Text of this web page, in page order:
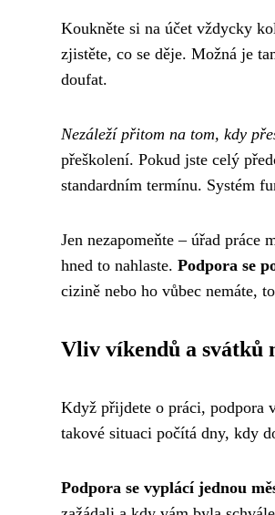
Koukněte si na účet vždycky
zjistěte, co se děje. Možná je
doufat.
Nezáleží přitom na tom, kdy
přeškolení. Pokud jste celý
standardním termínu. Systém
Jen nezapomeňte – úřad práce
hned to nahlaste. Podpora se
cizině nebo ho vůbec nemáte,
Vliv víkendů a svátků
Když přijdete o práci, podpora
takové situaci počítá dny, kdy
Podpora se vyplácí jednou